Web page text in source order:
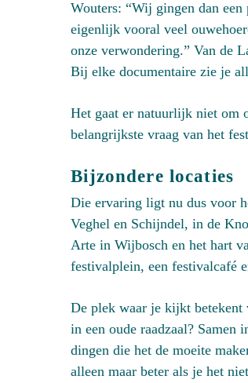
Wouters: “Wij gingen dan
eigenlijk vooral veel
onze verwondering.” Van de
Bij elke documentaire zie je
Het gaat er natuurlijk niet om
belangrijkste vraag van het
Bijzondere locaties
Die ervaring ligt nu dus voor
Veghel en Schijndel, in de
Arte in Wijbosch en het hart
festivalplein, een festivalcafé
De plek waar je kijkt betekent
in een oude raadzaal? Samen
dingen die het de moeite
alleen maar beter als je het